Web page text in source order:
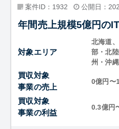
案件ID：1932 公開日：
年間売上規模5億円の
対象エリア
北海道
部・北
州・沖
買収対象
事業の売上
0億円〜
買収対象
事業の利益
0.3億円